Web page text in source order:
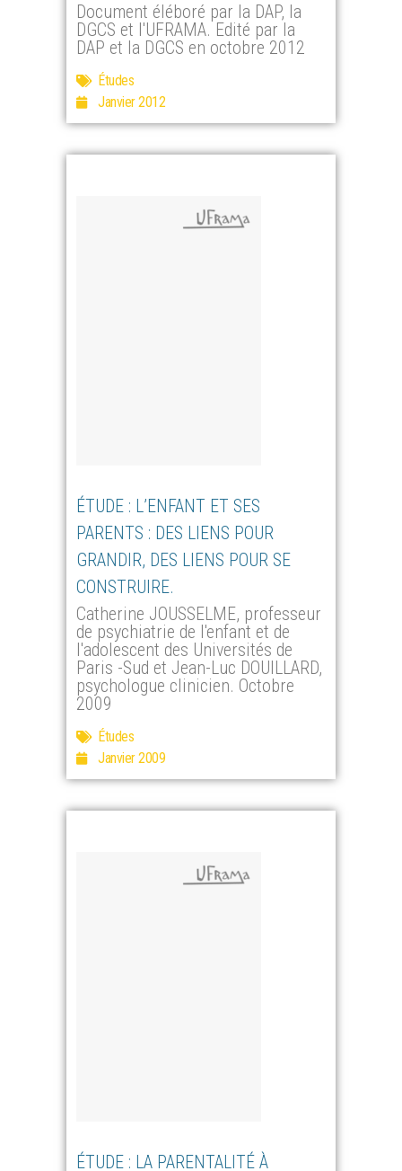
Document éléboré par la DAP, la
DGCS et l'UFRAMA. Edité par la
DAP et la DGCS en octobre 2012
Études
Janvier 2012
ÉTUDE : L’ENFANT ET SES
PARENTS : DES LIENS POUR
GRANDIR, DES LIENS POUR SE
CONSTRUIRE.
Catherine JOUSSELME, professeur
de psychiatrie de l'enfant et de
l'adolescent des Universités de
Paris -Sud et Jean-Luc DOUILLARD,
psychologue clinicien. Octobre
2009
Études
Janvier 2009
ÉTUDE : LA PARENTALITÉ À